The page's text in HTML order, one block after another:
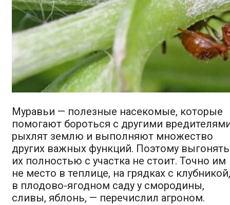
Муравьи — полезные насекомые, которые
помогают бороться с другими
рыхлят землю и выполняют множество
других важных функций. Поэтому выгонять
их полностью с участка не стоит. Точно им
не место в теплице, на грядках с клубникой,
в плодово-ягодном саду у смородины,
сливы, яблонь, — перечислил агроном.